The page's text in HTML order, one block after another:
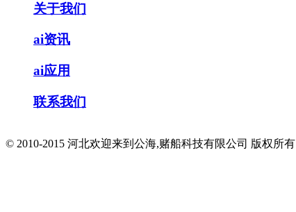
关于我们
ai资讯
ai应用
联系我们
© 2010-2015 河北欢迎来到公海,赌船科技有限公司 版权所有